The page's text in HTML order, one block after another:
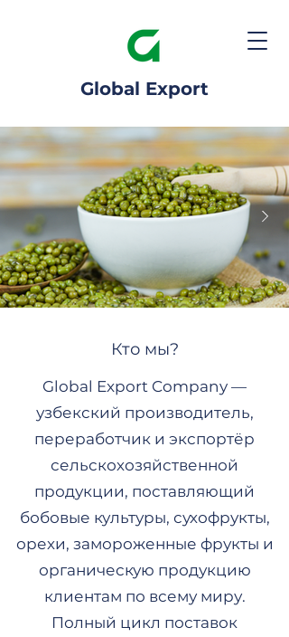
Global Export
Кто мы?
Global Export Company —
узбекский производитель,
переработчик и экспортёр
сельскохозяйственной
продукции, поставляющий
бобовые культуры, сухофрукты,
орехи, замороженные фрукты и
органическую продукцию
клиентам по всему миру.
Полный цикл поставок